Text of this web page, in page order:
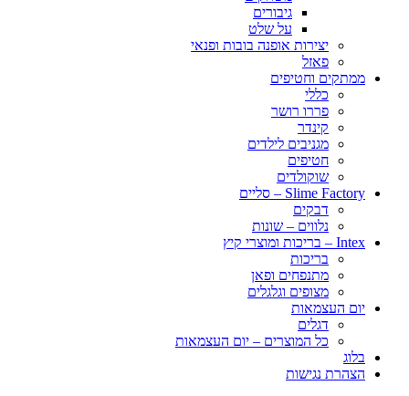
גיבורים
על שלט
יצירות אופנה בובות ופנאי
פאזל
ממתקים וחטיפים
כללי
פררו רושר
קינדר
מגניבים לילדים
חטיפים
שוקולדים
Slime Factory – סליים
דבקים
נלווים – שונות
Intex – בריכות ומוצרי קיץ
בריכות
מתנפחים ופאן
מצופים וגלגלים
יום העצמאות
דגלים
כל המוצרים – יום העצמאות
בלוג
הצהרת נגישות